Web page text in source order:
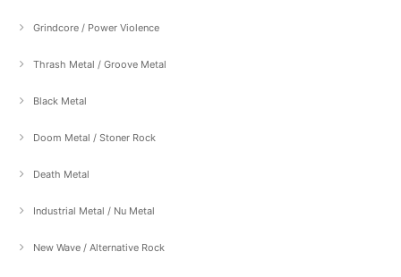
Grindcore / Power Violence
Thrash Metal / Groove Metal
Black Metal
Doom Metal / Stoner Rock
Death Metal
Industrial Metal / Nu Metal
New Wave / Alternative Rock